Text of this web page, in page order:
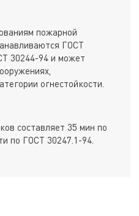
пожарной
ГОСТ
30244-94 и может
огнестойкости.
составляет 35 мин по
по ГОСТ 30247.1-94.